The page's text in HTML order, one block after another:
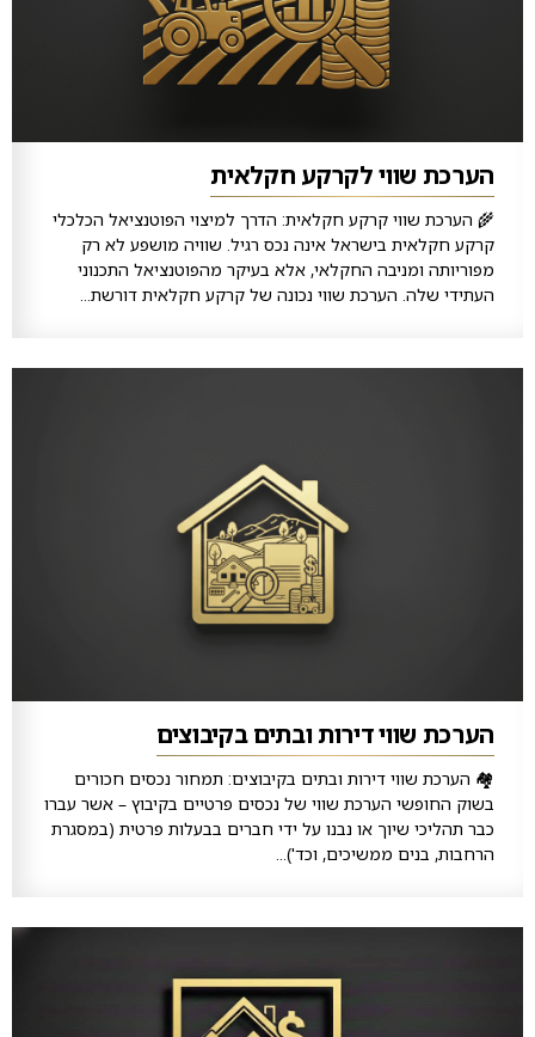
הערכת שווי לקרקע חקלאית
🌾 הערכת שווי קרקע חקלאית: הדרך למיצוי הפוטנציאל הכלכלי
קרקע חקלאית בישראל אינה נכס רגיל. שוויה מושפע לא רק
מפוריותה ומניבה החקלאי, אלא בעיקר מהפוטנציאל התכנוני
העתידי שלה. הערכת שווי נכונה של קרקע חקלאית דורשת...
הערכת שווי דירות ובתים בקיבוצים
🏘️ הערכת שווי דירות ובתים בקיבוצים: תמחור נכסים חכורים
בשוק החופשי הערכת שווי של נכסים פרטיים בקיבוץ – אשר עברו
כבר תהליכי שיוך או נבנו על ידי חברים בבעלות פרטית (במסגרת
הרחבות, בנים ממשיכים, וכד')...